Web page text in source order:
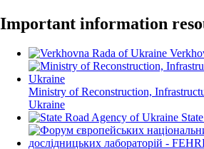
Important information
Ministry of Reconstruction,
Ukraine